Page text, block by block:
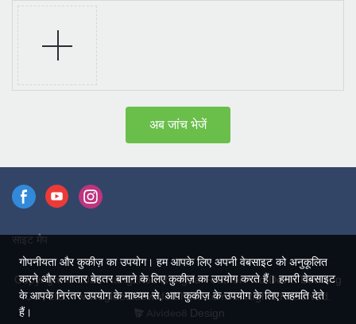
अब जांच भेजें
साइट मैप
Copyright © 2026 Hangzhou Rongda Feather And Down Bedding
Co., Ltd. - www.globaldownfeathers.com All Rights Reserved.
Design
गोपनीयता और कुकीज़ का उपयोग। हम आपके लिए अपनी वेबसाइट को अनुकूलित
करने और लगातार बेहतर बनाने के लिए कुकीज़ का उपयोग करते हैं। हमारी वेबसाइट
के आपके निरंतर उपयोग के माध्यम से, आप कुकीज़ के उपयोग के लिए सहमति देते
हैं।